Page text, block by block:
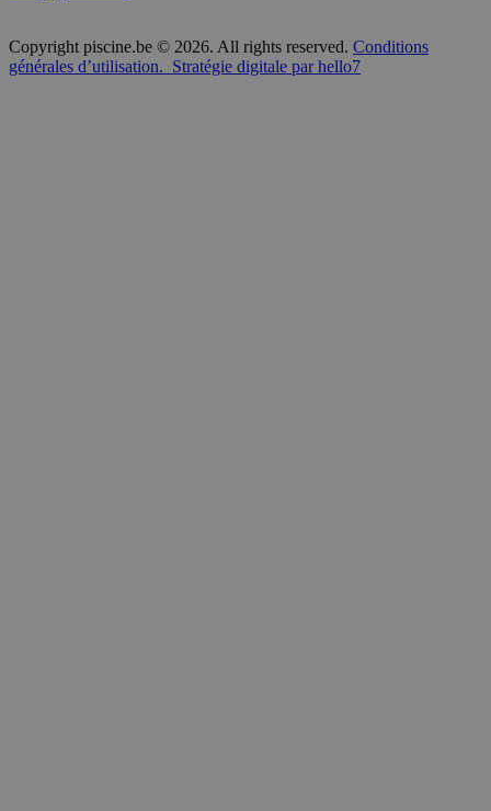
Copyright piscine.be © 2026. All rights reserved. Conditions
générales d’utilisation. Stratégie digitale par hello7